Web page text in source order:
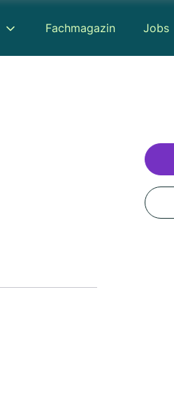
Fachmagazin Jobs